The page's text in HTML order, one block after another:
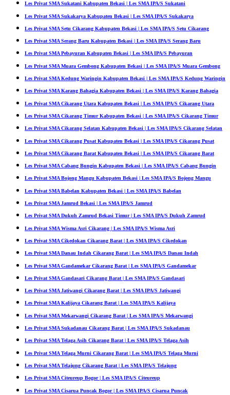
Les Privat SMA Sukatani Kabupaten Bekasi | Les SMA IPA/S Sukatani
Les Privat SMA Sukakarya Kabupaten Bekasi | Les SMA IPA/S Sukakarya
Les Privat SMA Setu Cikarang Kabupaten Bekasi | Les SMA IPA/S Setu Cikarang
Les Privat SMA Serang Baru Kabupaten Bekasi | Les SMA IPA/S Serang Baru
Les Privat SMA Pebayuran Kabupaten Bekasi | Les SMA IPA/S Pebayuran
Les Privat SMA Muara Gembong Kabupaten Bekasi | Les SMA IPA/S Muara Gembong
Les Privat SMA Kedung Waringin Kabupaten Bekasi | Les SMA IPA/S Kedung Waringin
Les Privat SMA Karang Bahagia Kabupaten Bekasi | Les SMA IPA/S Karang Bahagia
Les Privat SMA Cikarang Utara Kabupaten Bekasi | Les SMA IPA/S Cikarang Utara
Les Privat SMA Cikarang Timur Kabupaten Bekasi | Les SMA IPA/S Cikarang Timur
Les Privat SMA Cikarang Selatan Kabupaten Bekasi | Les SMA IPA/S Cikarang Selatan
Les Privat SMA Cikarang Pusat Kabupaten Bekasi | Les SMA IPA/S Cikarang Pusat
Les Privat SMA Cikarang Barat Kabupaten Bekasi | Les SMA IPA/S Cikarang Barat
Les Privat SMA Cabang Bungin Kabupaten Bekasi | Les SMA IPA/S Cabang Bungin
Les Privat SMA Bojong Mangu Kabupaten Bekasi | Les SMA IPA/S Bojong Mangu
Les Privat SMA Babelan Kabupaten Bekasi | Les SMA IPA/S Babelan
Les Privat SMA Jamrud Bekasi | Les SMA IPA/S Jamrud
Les Privat SMA Dukuh Zamrud Bekasi Timur | Les SMA IPA/S Dukuh Zamrud
Les Privat SMA Wisma Asri Cikarang | Les SMA IPA/S Wisma Asri
Les Privat SMA Cikedokan Cikarang Barat | Les SMA IPA/S Cikedokan
Les Privat SMA Danau Indah Cikarang Barat | Les SMA IPA/S Danau Indah
Les Privat SMA Gandamekar Cikarang Barat | Les SMA IPA/S Gandamekar
Les Privat SMA Gandasari Cikarang Barat | Les SMA IPA/S Gandasari
Les Privat SMA Jatiwangi Cikarang Barat | Les SMA IPA/S Jatiwangi
Les Privat SMA Kalijaya Cikarang Barat | Les SMA IPA/S Kalijaya
Les Privat SMA Mekarwangi Cikarang Barat | Les SMA IPA/S Mekarwangi
Les Privat SMA Sukadanau Cikarang Barat | Les SMA IPA/S Sukadanau
Les Privat SMA Telaga Asih Cikarang Barat | Les SMA IPA/S Telaga Asih
Les Privat SMA Telaga Murni Cikarang Barat | Les SMA IPA/S Telaga Murni
Les Privat SMA Telajung Cikarang Barat | Les SMA IPA/S Telajung
Les Privat SMA Citeureup Bogor | Les SMA IPA/S Citeureup
Les Privat SMA Cisarua Puncak Bogor | Les SMA IPA/S Cisarua Puncak